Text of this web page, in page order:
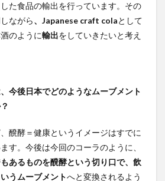
た食品の輸出を行っています。その
ながら、Japanese craft colaとして
のように輸出をしていきたいと考え
今後日本でどのようなムーブメント
醗酵＝健康というイメージはすでに
す。今後は今回のコーラのように、
あるものを醗酵という切り口で、飲
うムーブメントへと変換されるよう